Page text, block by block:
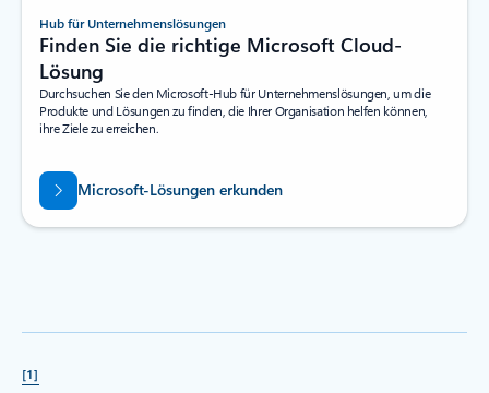
Hub für Unternehmenslösungen
Finden Sie die richtige Microsoft Cloud-
Lösung
Durchsuchen Sie den Microsoft-Hub für Unternehmenslösungen, um die
Produkte und Lösungen zu finden, die Ihrer Organisation helfen können,
ihre Ziele zu erreichen.
Microsoft-Lösungen erkunden
[1]